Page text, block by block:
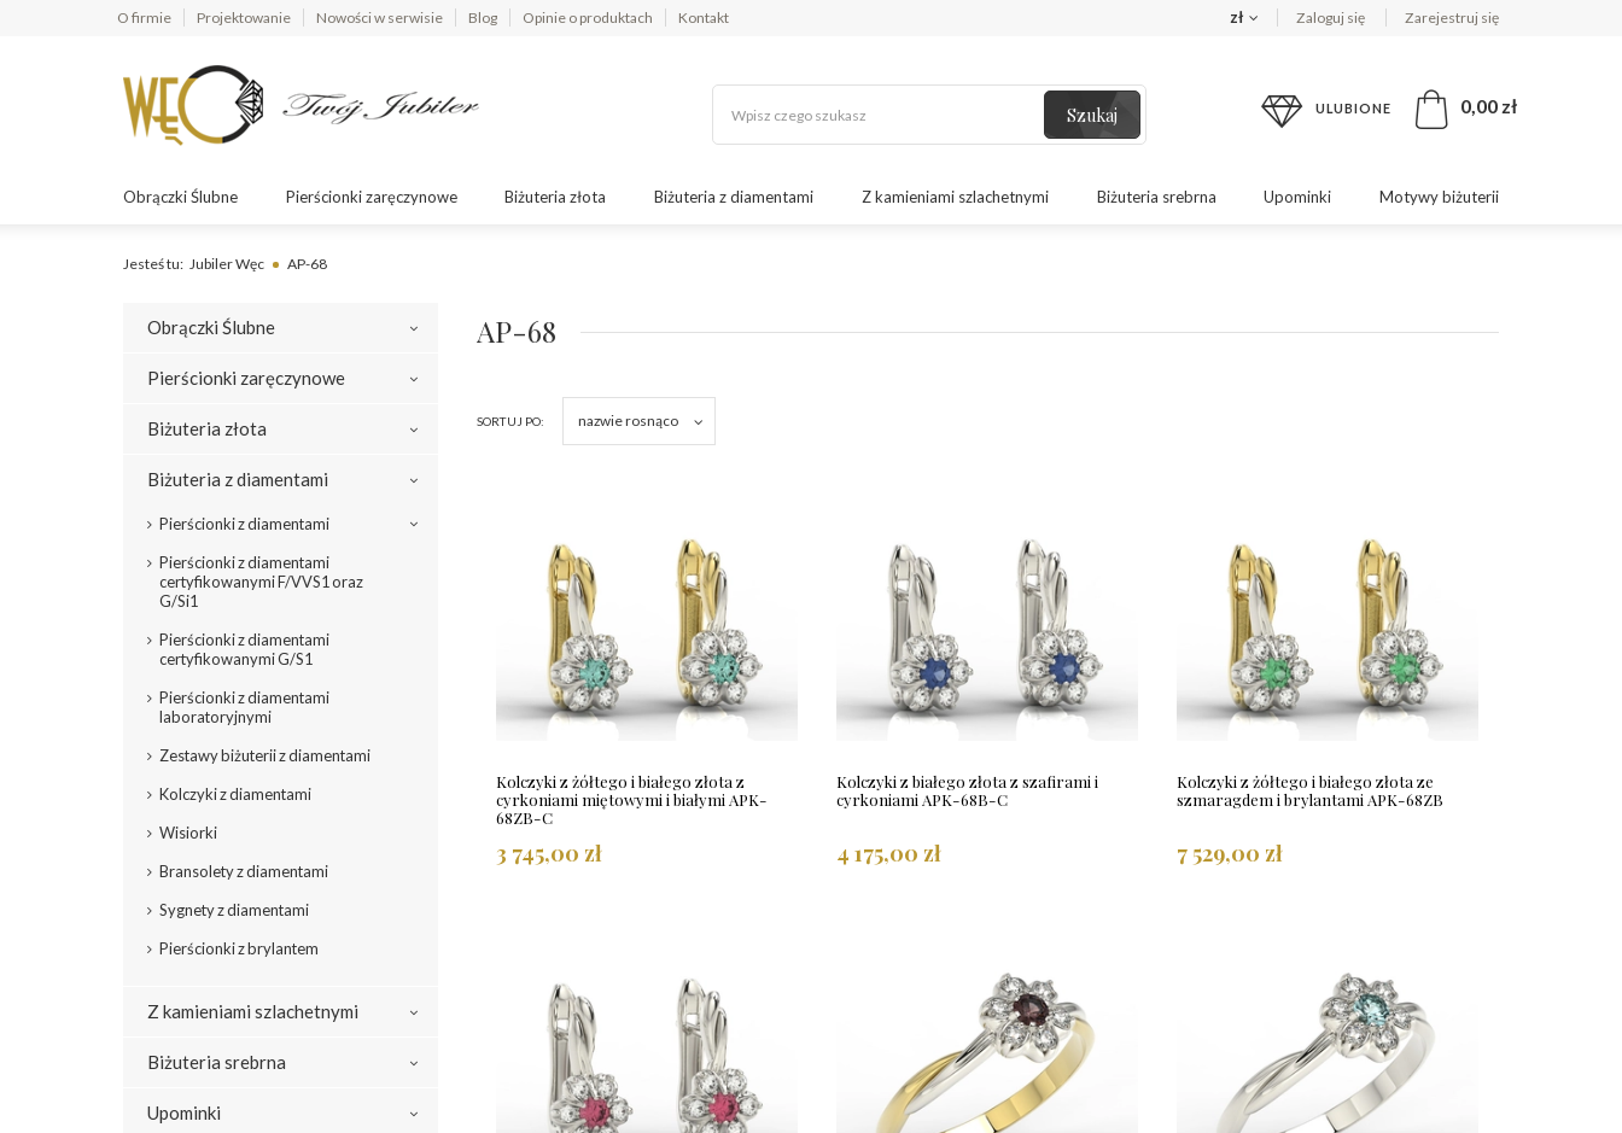
O firmie Projektowanie Nowości w serwisie Blog Opinie o produktach Kontakt zł Zaloguj się Zarejestruj się
Szukaj ULUBIONE 0,00 zł
Obrączki Ślubne Pierścionki zaręczynowe Biżuteria złota Biżuteria z diamentami Z kamieniami szlachetnymi Biżuteria srebrna Upominki Motywy biżuterii
Jesteś tu: Jubiler Węc AP-68
Obrączki Ślubne
Pierścionki zaręczynowe
Biżuteria złota
Biżuteria z diamentami
Pierścionki z diamentami
Pierścionki z diamentami
certyfikowanymi F/VVS1 oraz
G/Si1
Pierścionki z diamentami
certyfikowanymi G/S1
Pierścionki z diamentami
laboratoryjnymi
Zestawy biżuterii z diamentami
Kolczyki z diamentami
Wisiorki
Bransolety z diamentami
Sygnety z diamentami
Pierścionki z brylantem
Z kamieniami szlachetnymi
Biżuteria srebrna
Upominki
AP-68
SORTUJ PO: nazwie rosnąco
Kolczyki z żółtego i białego złota z
cyrkoniami miętowymi i białymi APK-
68ZB-C
3 745,00 zł
Kolczyki z białego złota z szafirami i
cyrkoniami APK-68B-C
4 175,00 zł
Kolczyki z żółtego i białego złota ze
szmaragdem i brylantami APK-68ZB
7 529,00 zł